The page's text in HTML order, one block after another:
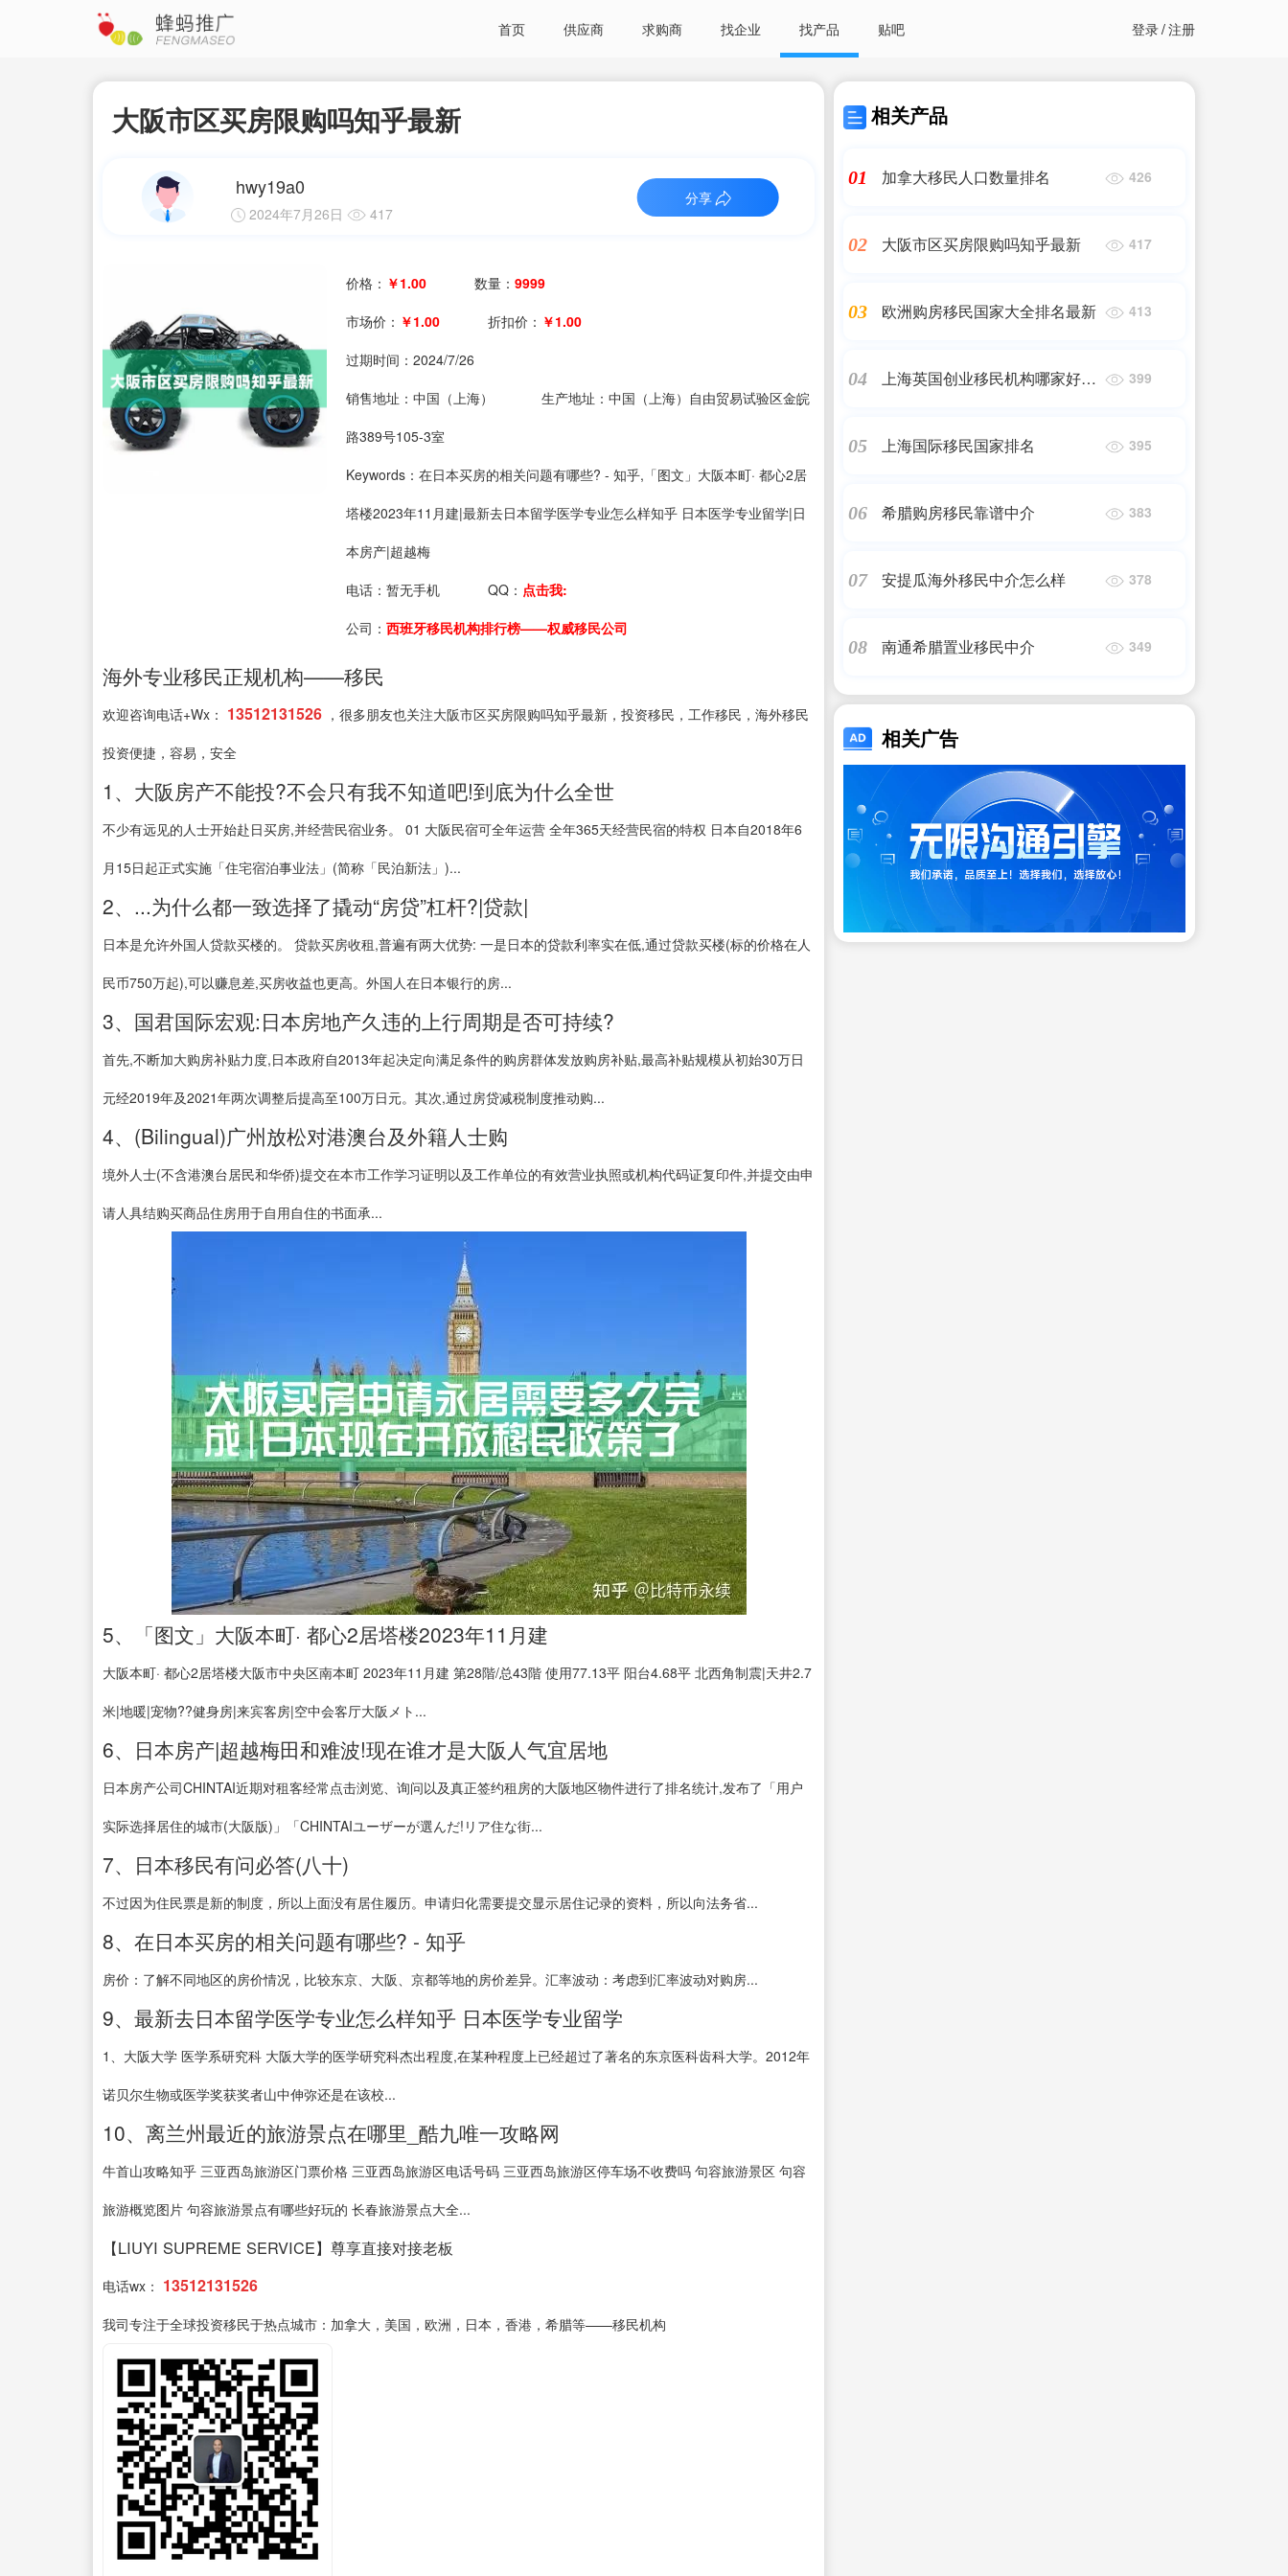
首页 供应商 求购商 找企业 找产品 贴吧 登录/注册
大阪市区买房限购吗知乎最新
hwy19a0
2024年7月26日 417
分享
价格： ￥1.00 数量：9999
市场价： ￥1.00 折扣价： ￥1.00
过期时间：2024/7/26
销售地址：中国（上海）
生产地址：中国（上海）自由贸易试验区金皖
路389号105-3室
Keywords：在日本买房的相关问题有哪些? - 知乎,「图文」大阪本町· 都心2居
塔楼2023年11月建|最新去日本留学医学专业怎么样知乎 日本医学专业留学|日
本房产|超越梅
电话：暂无手机 QQ： 点击我:
公司：西班牙移民机构排行榜——权威移民公司
海外专业移民正规机构——移民
欢迎咨询电话+Wx： 13512131526 ，很多朋友也关注大阪市区买房限购吗知乎最新，投资移民，工作移民，海外移民
投资便捷，容易，安全
1、大阪房产不能投?不会只有我不知道吧!到底为什么全世
不少有远见的人士开始赴日买房,并经营民宿业务。 01 大阪民宿可全年运营 全年365天经营民宿的特权 日本自2018年6
月15日起正式实施「住宅宿泊事业法」(简称「民泊新法」)...
2、...为什么都一致选择了撬动“房贷”杠杆?|贷款|
日本是允许外国人贷款买楼的。 贷款买房收租,普遍有两大优势: 一是日本的贷款利率实在低,通过贷款买楼(标的价格在人
民币750万起),可以赚息差,买房收益也更高。外国人在日本银行的房...
3、国君国际宏观:日本房地产久违的上行周期是否可持续?
首先,不断加大购房补贴力度,日本政府自2013年起决定向满足条件的购房群体发放购房补贴,最高补贴规模从初始30万日
元经2019年及2021年两次调整后提高至100万日元。其次,通过房贷减税制度推动购...
4、(Bilingual)广州放松对港澳台及外籍人士购
境外人士(不含港澳台居民和华侨)提交在本市工作学习证明以及工作单位的有效营业执照或机构代码证复印件,并提交由申
请人具结购买商品住房用于自用自住的书面承...
5、「图文」大阪本町· 都心2居塔楼2023年11月建
大阪本町· 都心2居塔楼大阪市中央区南本町 2023年11月建 第28階/总43階 使用77.13平 阳台4.68平 北西角制震|天井2.7
米|地暖|宠物??健身房|来宾客房|空中会客厅大阪メト...
6、日本房产|超越梅田和难波!现在谁才是大阪人气宜居地
日本房产公司CHINTAI近期对租客经常点击浏览、询问以及真正签约租房的大阪地区物件进行了排名统计,发布了「用户
实际选择居住的城市(大阪版)」「CHINTAIユーザーが選んだ!リア住な街...
7、日本移民有问必答(八十)
不过因为住民票是新的制度，所以上面没有居住履历。申请归化需要提交显示居住记录的资料，所以向法务省...
8、在日本买房的相关问题有哪些? - 知乎
房价：了解不同地区的房价情况，比较东京、大阪、京都等地的房价差异。汇率波动：考虑到汇率波动对购房...
9、最新去日本留学医学专业怎么样知乎 日本医学专业留学
1、大阪大学 医学系研究科 大阪大学的医学研究科杰出程度,在某种程度上已经超过了著名的东京医科齿科大学。2012年
诺贝尔生物或医学奖获奖者山中伸弥还是在该校...
10、离兰州最近的旅游景点在哪里_酷九唯一攻略网
牛首山攻略知乎 三亚西岛旅游区门票价格 三亚西岛旅游区电话号码 三亚西岛旅游区停车场不收费吗 句容旅游景区 句容
旅游概览图片 句容旅游景点有哪些好玩的 长春旅游景点大全...
【LIUYI SUPREME SERVICE】尊享直接对接老板
电话wx： 13512131526
我司专注于全球投资移民于热点城市：加拿大，美国，欧洲，日本，香港，希腊等——移民机构
相关产品
01 加拿大移民人口数量排名 426
02 大阪市区买房限购吗知乎最新 417
03 欧洲购房移民国家大全排名最新 413
04
上海英国创业移民机构哪家好一
399
05 上海国际移民国家排名 395
06 希腊购房移民靠谱中介 383
07 安提瓜海外移民中介怎么样 378
08 南通希腊置业移民中介 349
相关广告